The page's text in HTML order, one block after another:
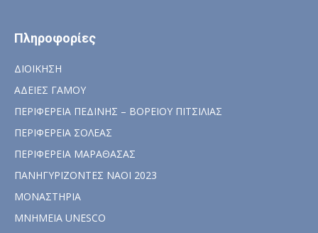
Πληροφορίες
ΔΙΟΙΚΗΣΗ
ΑΔΕΙΕΣ ΓΑΜΟΥ
ΠΕΡΙΦΕΡΕΙΑ ΠΕΔΙΝΗΣ – ΒΟΡΕΙΟΥ ΠΙΤΣΙΛΙΑΣ
ΠΕΡΙΦΕΡΕΙΑ ΣΟΛΕΑΣ
ΠΕΡΙΦΕΡΕΙΑ ΜΑΡΑΘΑΣΑΣ
ΠΑΝΗΓΥΡΙΖΟΝΤΕΣ ΝΑΟΙ 2023
ΜΟΝΑΣΤΗΡΙΑ
ΜΝΗΜΕΙΑ UNESCO